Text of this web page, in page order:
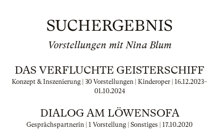
SUCHERGEBNIS
Vorstellungen mit Nina Blum
DAS VERFLUCHTE GEISTERSCHIFF
Konzept & Inszenierung | 30 Vorstellungen | Kinderoper | 16.12.2023–
01.10.2024
DIALOG AM LÖWENSOFA
Gesprächspartnerin | 1 Vorstellung | Sonstiges | 17.10.2020